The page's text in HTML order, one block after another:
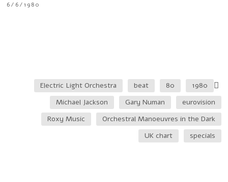
6/6/1980
1980
80
beat
Electric Light Orchestra
eurovision
Gary Numan
Michael Jackson
Orchestral Manoeuvres in the Dark
Roxy Music
specials
UK chart